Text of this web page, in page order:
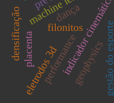
indicador
filonitos
dança
performance gestão
geophysics
eletrodos 3d
densificaçãoplacenta